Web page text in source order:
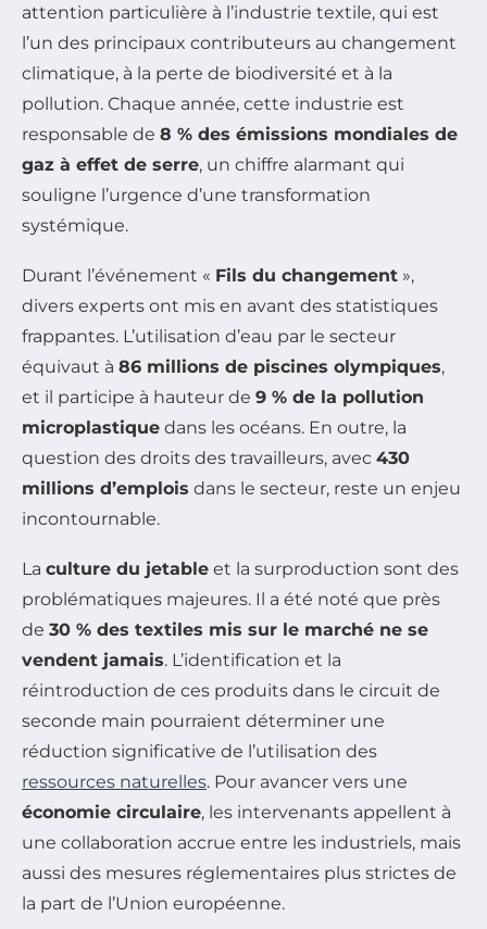
attention particulière à l’industrie textile, qui est
l’un des principaux contributeurs au changement
climatique, à la perte de biodiversité et à la
pollution. Chaque année, cette industrie est
responsable de 8 % des émissions mondiales de
gaz à effet de serre, un chiffre alarmant qui
souligne l’urgence d’une transformation
systémique.
Durant l’événement « Fils du changement »,
divers experts ont mis en avant des statistiques
frappantes. L’utilisation d’eau par le secteur
équivaut à 86 millions de piscines olympiques,
et il participe à hauteur de 9 % de la pollution
microplastique dans les océans. En outre, la
question des droits des travailleurs, avec 430
millions d’emplois dans le secteur, reste un enjeu
incontournable.
La culture du jetable et la surproduction sont des
problématiques majeures. Il a été noté que près
de 30 % des textiles mis sur le marché ne se
vendent jamais. L’identification et la
réintroduction de ces produits dans le circuit de
seconde main pourraient déterminer une
réduction significative de l’utilisation des
ressources naturelles. Pour avancer vers une
économie circulaire, les intervenants appellent à
une collaboration accrue entre les industriels, mais
aussi des mesures réglementaires plus strictes de
la part de l’Union européenne.